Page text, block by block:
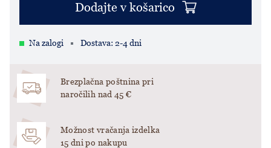
Dodajte v košarico
Na zalogi Dostava: 2-4 dni
Brezplačna poštnina pri
naročilih nad 45 €
Možnost vračanja izdelka
15 dni po nakupu